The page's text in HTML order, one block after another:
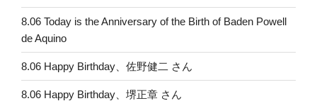
8.06 Today is the Anniversary of the Birth of Baden Powell
de Aquino
8.06 Happy Birthday、佐野健二 さん
8.06 Happy Birthday、堺正章 さん